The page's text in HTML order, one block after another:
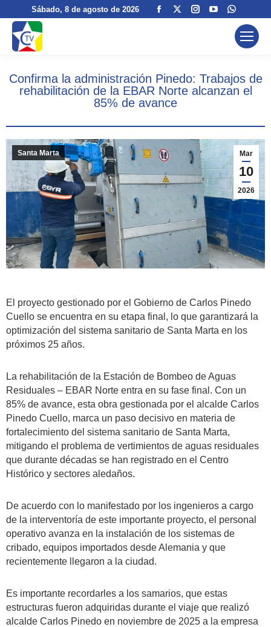
Sábado, 8 de agosto de 2026
Facebook
windowwindow
Instagram
window
YouTube
opens
window
page
opens
window
Confirma la administración Pinedo: Trabajos de
rehabilitación de la EBAR Norte alcanzan el
85% de avance
Mar
10
2026
Santa Marta
El proyecto gestionado por el Gobierno de Carlos Pinedo
Cuello se encuentra en su etapa final, lo que garantizará la
optimización del sistema sanitario de Santa Marta en los
próximos 25 años.
La rehabilitación de la Estación de Bombeo de Aguas
Residuales – EBAR Norte entra en su fase final. Con un
85% de avance, esta obra gestionada por el alcalde Carlos
Pinedo Cuello, marca un paso decisivo en materia de
fortalecimiento del sistema sanitario de Santa Marta,
mitigando el problema de vertimientos de aguas residuales
que durante décadas se han registrado en el Centro
Histórico y sectores aledaños.
De acuerdo con lo manifestado por los ingenieros a cargo
de la interventoría de este importante proyecto, el personal
operativo avanza en la instalación de los sistemas de
cribado, equipos importados desde Alemania y que
recientemente llegaron a la ciudad.
Es importante recordarles a los samarios, que estas
estructuras fueron adquiridas durante el viaje que realizó
alcalde Carlos Pinedo en noviembre de 2025 a la empresa